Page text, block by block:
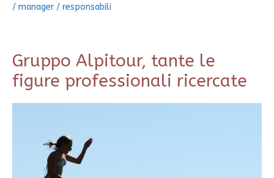
/ manager / responsabili
Gruppo Alpitour, tante le
figure professionali ricercate